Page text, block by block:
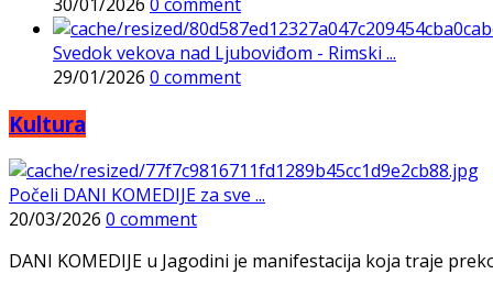
Svedok vekova nad Ljuboviđom - Rimski ...
29/01/2026 0 comment
Kultura
Počeli DANI KOMEDIJE za sve ...
20/03/2026 0 comment
DANI KOMEDIJE u Jagodini je manifestacija koja traje